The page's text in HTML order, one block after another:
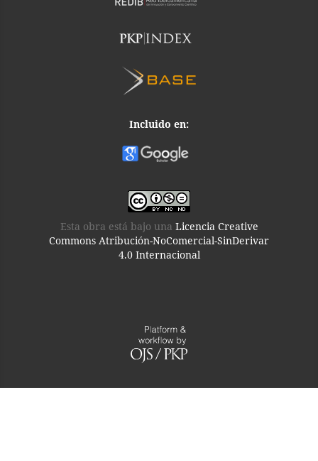
Incluido en:
Esta obra está bajo una Licencia Creative
Commons Atribución-NoComercial-SinDerivar
4.0 Internacional